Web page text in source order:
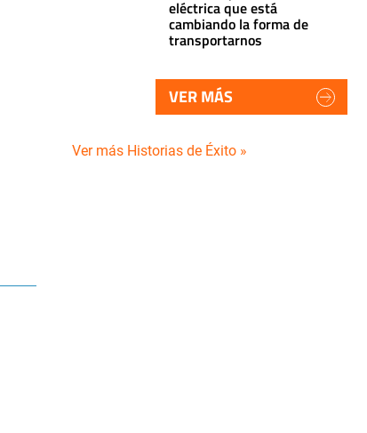
eléctrica que está
cambiando la forma de
transportarnos
VER MÁS
Ver más Historias de Éxito »